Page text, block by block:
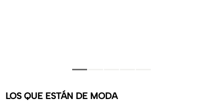
LOS QUE ESTÁN DE MODA